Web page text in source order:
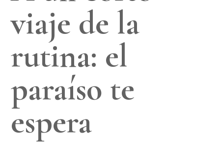
viaje de la
rutina: el
paraíso te
espera